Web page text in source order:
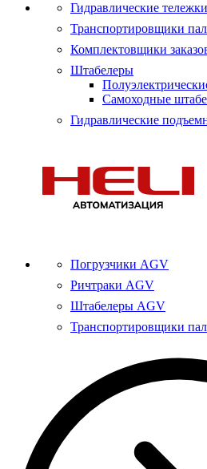
Гидравлические тележки
Транспортировщики
Комплектовщики
Штабелеры
Самоходные
Гидравлические
Погрузчики AGV
Ричтраки AGV
Штабелеры AGV
Транспортировщики